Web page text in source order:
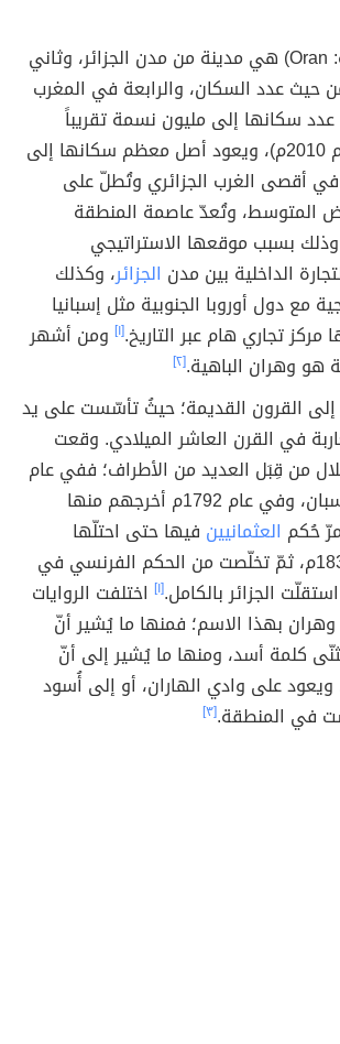
(بالإنجليزية: Oran) هي مدينة من مدن الجزائر، وثاني
حيث عدد السكان، والرابعة في المغرب
سكانها إلى مليون نسمة تقريباً
(وفق إحصاءات عام 2010م)، ويعود أصل معظم سكانها إلى
في أقصى الغرب الجزائري وتُطلّ على
المتوسط، وتُعدّ عاصمة المنطقة
وذلك بسبب موقعها الاستراتيجي
الداخلية بين مدن الجزائر، وكذلك
مع دول أوروبا الجنوبية مثل إسبانيا
تجاري هام عبر التاريخ.[١] ومن أشهر
هو وهران الباهية.[٢]
إلى القرون القديمة؛ حيثُ تأسّست على يد
في القرن العاشر الميلادي. وقعت
من قِبَل العديد من الأطراف؛ ففي عام
1509م احتلها الاسبان، وفي عام 1792م أخرجهم منها
حُكم العثمانيين فيها حتى احتلّها
الفرنسيّون عام 1838م، ثمّ تخلّصت من الحكم الفرنسي في
[١] اختلفت الروايات
بهذا الاسم؛ فمنها ما يُشير أنّ
كلمة أسد، ومنها ما يُشير إلى أنّ
ويعود على وادي الهاران، أو إلى أُسود
في المنطقة.[٣]